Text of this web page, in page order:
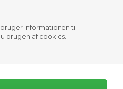
informationen til
brugen af cookies.
Med en
Scorpio og
P&H-
mulighed
Denne